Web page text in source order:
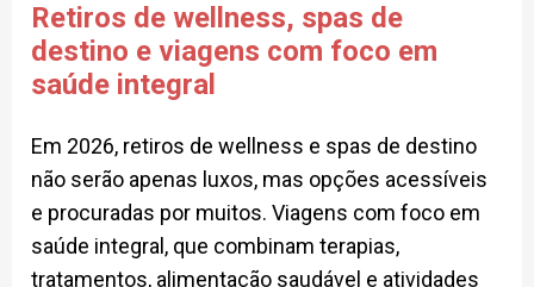
Retiros de wellness, spas de
destino e viagens com foco em
saúde integral
Em 2026, retiros de wellness e spas de destino
não serão apenas luxos, mas opções acessíveis
e procuradas por muitos. Viagens com foco em
saúde integral, que combinam terapias,
tratamentos, alimentação saudável e atividades